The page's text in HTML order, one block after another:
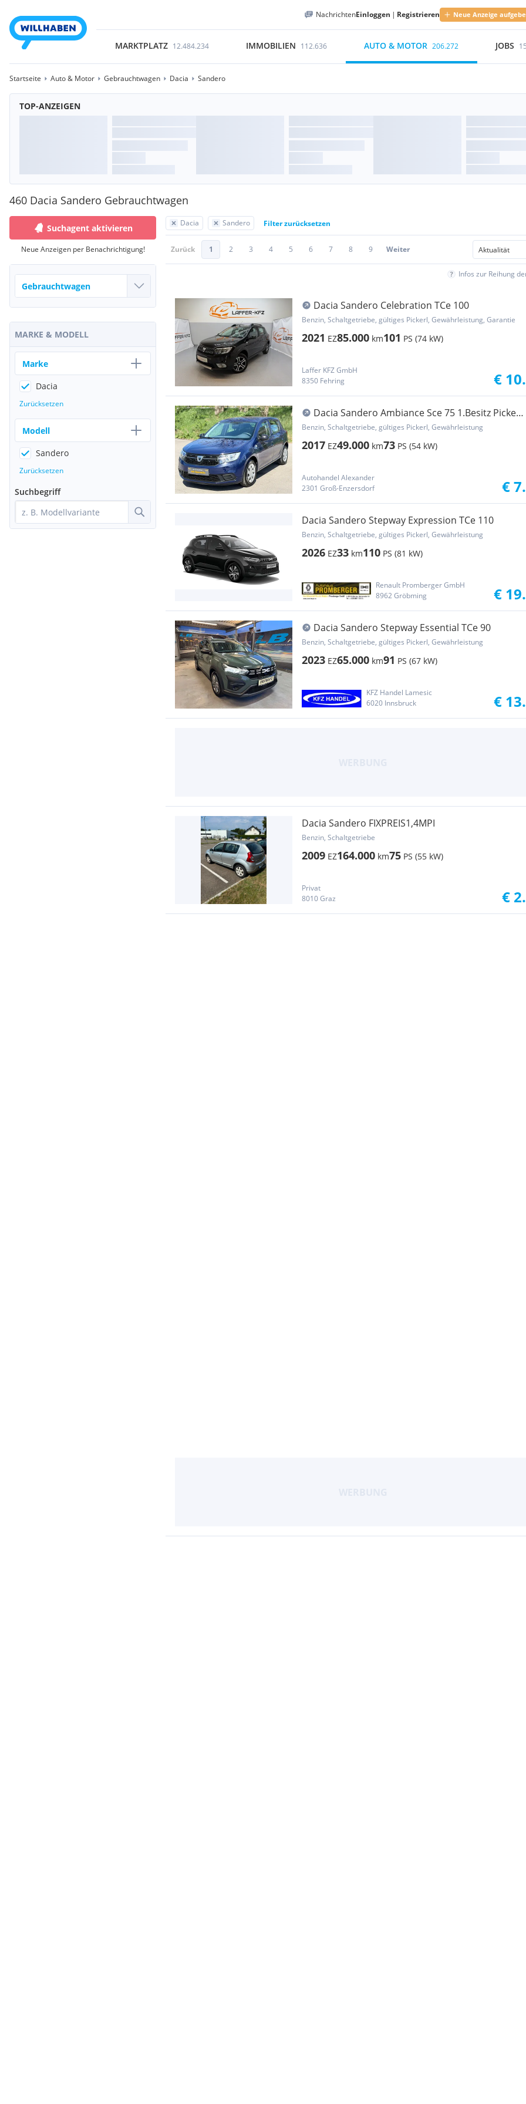
NachrichtenEinloggen | Registrieren Neue Anzeige
MARKTPLATZ 12.484.234 IMMOBILIEN 112.636 AUTO & MOTOR 206.272 JOBS
Startseite Auto & Motor Gebrauchtwagen Dacia Sandero
TOP-ANZEIGEN
460 Dacia Sandero Gebrauchtwagen
Dacia Sandero Filter zurücksetzen
Zurück 1 2 3 4 5 6 7 8 9 Weiter
Infos zur Reihung
Dacia Sandero Celebration TCe 100
Benzin, Schaltgetriebe, gültiges Pickerl, Gewährleistung, Garantie
2021 EZ85.000 km101 PS (74 kW)
Laffer KFZ GmbH
8350 Fehring
€
Dacia Sandero Ambiance Sce 75 1.Besitz Pickerl
von Re...
Benzin, Schaltgetriebe, gültiges Pickerl, Gewährleistung
2017 EZ49.000 km73 PS (54 kW)
Autohandel Alexander
2301 Groß-Enzersdorf
€
Dacia Sandero Stepway Expression TCe 110
Benzin, Schaltgetriebe, gültiges Pickerl, Gewährleistung
2026 EZ33 km110 PS (81 kW)
Renault Promberger GmbH
8962 Gröbming
€
Dacia Sandero Stepway Essential TCe 90
Benzin, Schaltgetriebe, gültiges Pickerl, Gewährleistung
2023 EZ65.000 km91 PS (67 kW)
KFZ Handel Lamesic
6020 Innsbruck
€
Dacia Sandero FIXPREIS1,4MPI
Benzin, Schaltgetriebe
2009 EZ164.000 km75 PS (55 kW)
Privat
8010 Graz
€
Suchagent aktivieren
Neue Anzeigen per Benachrichtigung!
MARKE & MODELL
Marke
Dacia
Zurücksetzen
Modell
Sandero
Zurücksetzen
Suchbegriff